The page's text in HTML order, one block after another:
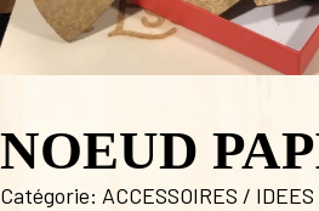
NOEUD
Catégorie: ACCESSOIRES /